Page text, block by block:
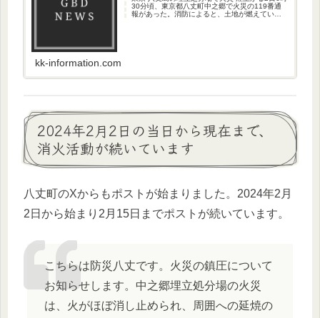
30分頃、東京都八丈町中之郷で火災の119番通
報があった。消防によると、土地が燃えてい
kk-information.com
2024年2月2日の当日から現在まで、
消火活動が続いています
八丈町のXからもポストが始まりました。2024年2月
2日から始まり2月15日までポストが続いています。
こちらは防災八丈です。火災の鎮圧について
お知らせします。中之郷埋立処分場の火災
は、火がほぼ消し止められ、周囲への延焼の